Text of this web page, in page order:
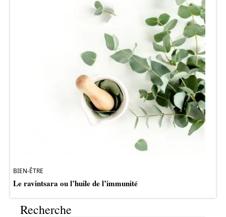
BIEN-ÊTRE
Le ravintsara ou l’huile de l’immunité
Recherche